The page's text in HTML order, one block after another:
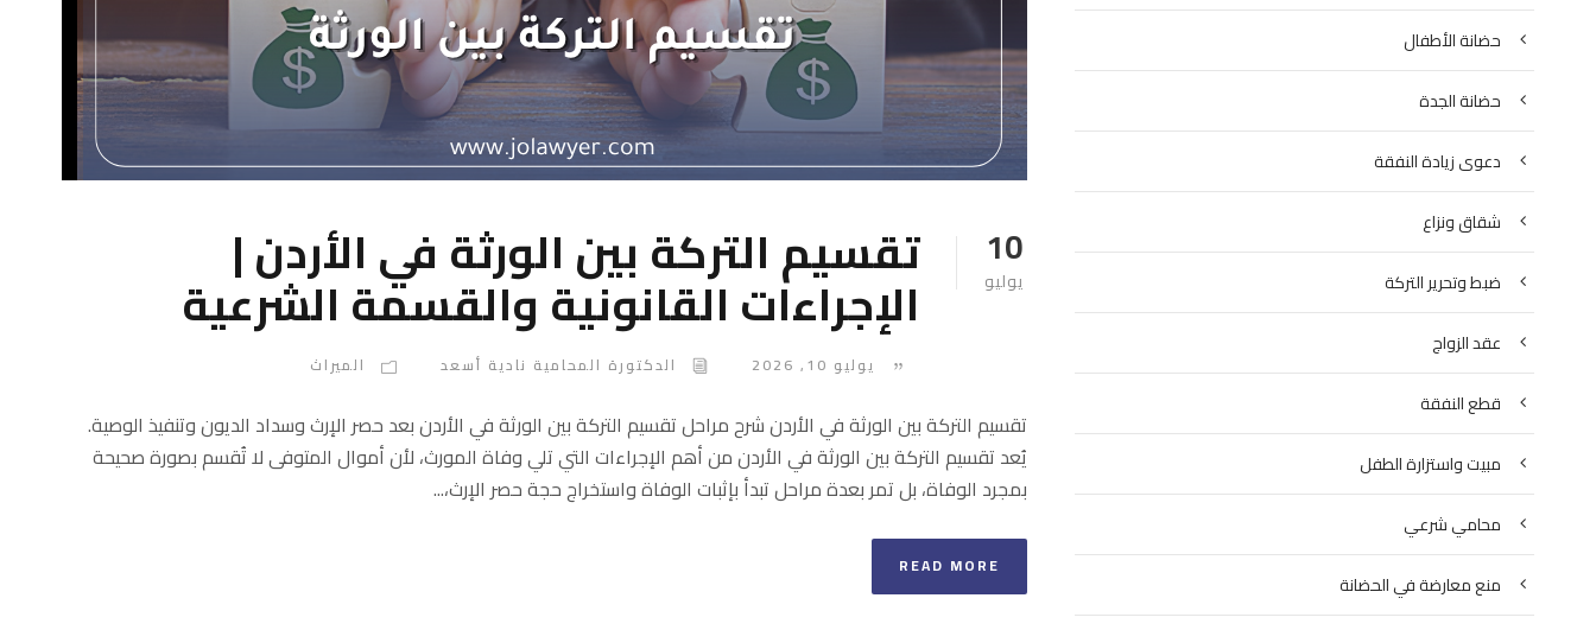
10
يوليو تقسيم التركة بين الورثة في الأردن |
الإجراءات القانونية والقسمة الشرعية
يوليو 10, 2026 الدكتورة المحامية نادية أسعد الميراث
تقسيم التركة بين الورثة في الأردن شرح مراحل تقسيم التركة بين الورثة في الأردن بعد حصر الإرث وسداد الديون وتنفيذ الوصية.
يُعد تقسيم التركة بين الورثة في الأردن من أهم الإجراءات التي تلي وفاة المورث، لأن أموال المتوفى لا تُقسم بصورة صحيحة
بمجرد الوفاة، بل تمر بعدة مراحل تبدأ بإثبات الوفاة واستخراج حجة حصر الإرث،...
READ MORE
حضانة الأطفال
حضانة الجدة
دعوى زيادة النفقة
شقاق ونزاع
ضبط وتحرير التركة
عقد الزواج
قطع النفقة
مبيت واستزارة الطفل
محامي شرعي
منع معارضة في الحضانة